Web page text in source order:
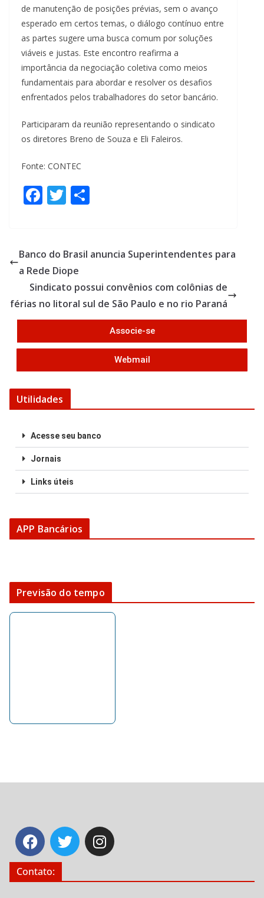
de manutenção de posições prévias, sem o avanço
esperado em certos temas, o diálogo contínuo entre
as partes sugere uma busca comum por soluções
viáveis e justas. Este encontro reafirma a
importância da negociação coletiva como meios
fundamentais para abordar e resolver os desafios
enfrentados pelos trabalhadores do setor bancário.
Participaram da reunião representando o sindicato
os diretores Breno de Souza e Eli Faleiros.
Fonte: CONTEC
F
b
o
o
k
T
er e
Banco do Brasil anuncia Superintendentes para
a Rede Diope
Sindicato possui convênios com colônias de
férias no litoral sul de São Paulo e no rio Paraná
Associe-se
Webmail
Utilidades
Acesse seu banco
Jornais
Links úteis
APP Bancários
Previsão do tempo
Contato: